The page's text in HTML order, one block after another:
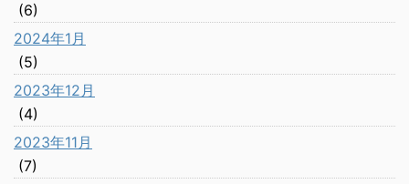
(6)
2024年1月
(5)
2023年12月
(4)
2023年11月
(7)